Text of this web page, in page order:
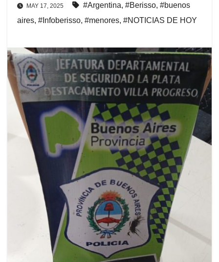
MAY 17, 2025 #Argentina, #Berisso, #buenos
aires, #Infoberisso, #menores, #NOTICIAS DE HOY